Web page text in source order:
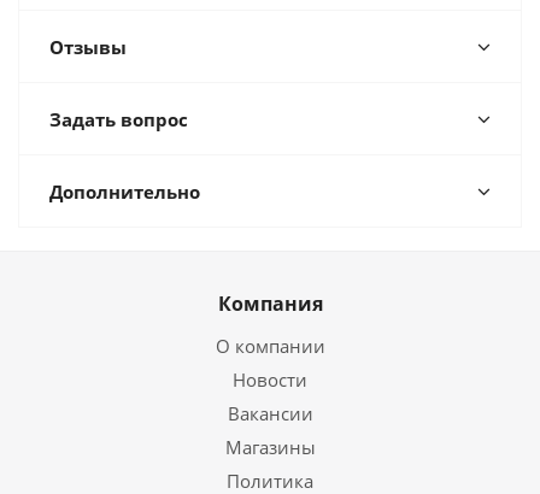
Отзывы
Задать вопрос
Дополнительно
Компания
О компании
Новости
Вакансии
Магазины
Политика